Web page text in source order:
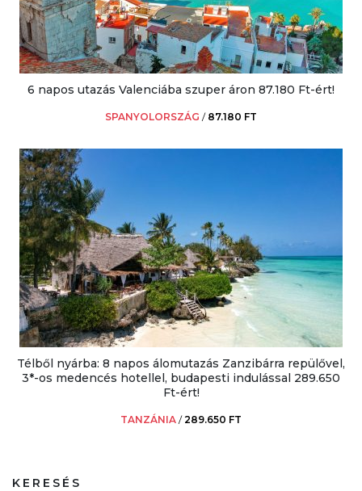
6 napos utazás Valenciába szuper áron 87.180 Ft-ért!
SPANYOLORSZÁG / 87.180 FT
Télből nyárba: 8 napos álomutazás Zanzibárra repülővel,
3*-os medencés hotellel, budapesti indulással 289.650
Ft-ért!
TANZÁNIA /289.650 FT
KERESÉS